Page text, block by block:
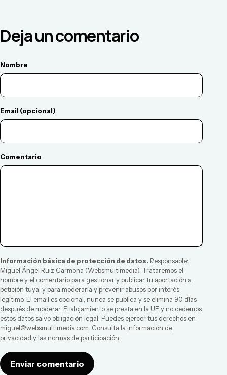
Deja un comentario
Nombre
Email (opcional)
Comentario
Información básica de protección de datos. Responsable:
Miguel Ángel Ruiz Carmona (Websmultimedia). Trataremos el
nombre y el comentario para gestionar y publicar tu aportación a
petición tuya, y para moderarla y prevenir abusos por interés
legítimo. El email es opcional, nunca se publica y se elimina 90 días
después de moderar. El alojamiento se presta en la UE y no cedemos
estos datos salvo obligación legal. Puedes ejercer tus derechos en
miguel@websmultimedia.com . Consulta la información de
privacidad y las normas de participación
Enviar comentario